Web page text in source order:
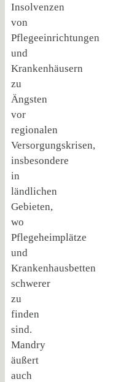
Insolvenzen
von
Pflegeeinrichtungen
und
Krankenhäusern
zu
Ängsten
vor
regionalen
Versorgungskrisen,
insbesondere
in
ländlichen
Gebieten,
wo
Pflegeheimplätze
und
Krankenhausbetten
schwerer
zu
finden
sind.
Mandry
äußert
auch